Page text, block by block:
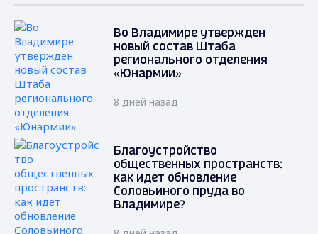
Во Владимире утвержден
новый состав Штаба
регионального отделения
«Юнармии»
8 дней назад
Благоустройство
общественных пространств:
как идет обновление
Соловьиного пруда во
Владимире?